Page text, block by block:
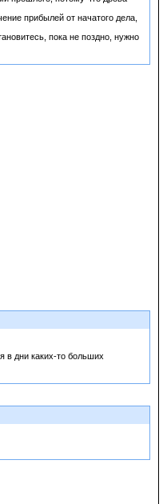
прибылей от начатого дела,
пока не поздно, нужно
в дни каких-то больших